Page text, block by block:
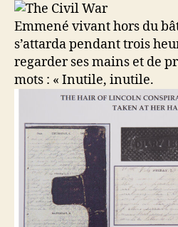
Emmené vivant hors du
s’attarda pendant trois
regarder ses mains et de
mots : « Inutile, inutile.